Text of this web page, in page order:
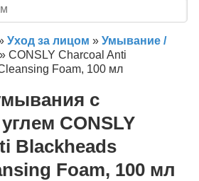
Уход за лицом » Умывание /
» CONSLY Charcoal Anti
Foam, 100 мл
c
CONSLY
Blackheads
Foam, 100 мл